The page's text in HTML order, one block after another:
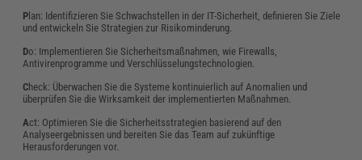
P lan: Identifizieren Sie Schwachstellen in der IT-Sicherheit, definieren Sie Ziele
und entwickeln Sie Strategien zur Risikominderung.
Do: Implementieren Sie Sicherheitsmaßnahmen, wie Firewalls,
Antivirenprogramme und Verschlüsselungstechnologien.
Check: Überwachen Sie die Systeme kontinuierlich auf Anomalien und
überprüfen Sie die Wirksamkeit der implementierten Maßnahmen.
Act: Optimieren Sie die Sicherheitsstrategien basierend auf den
Analyseergebnissen und bereiten Sie das Team auf zukünftige
Herausforderungen vor.